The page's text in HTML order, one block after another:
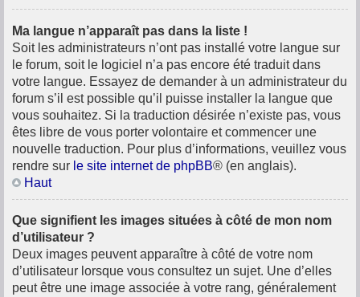
Ma langue n’apparaît pas dans la liste !
Soit les administrateurs n’ont pas installé votre langue sur
le forum, soit le logiciel n’a pas encore été traduit dans
votre langue. Essayez de demander à un administrateur du
forum s’il est possible qu’il puisse installer la langue que
vous souhaitez. Si la traduction désirée n’existe pas, vous
êtes libre de vous porter volontaire et commencer une
nouvelle traduction. Pour plus d’informations, veuillez vous
rendre sur le site internet de phpBB® (en anglais).
Haut
Que signifient les images situées à côté de mon nom
d’utilisateur ?
Deux images peuvent apparaître à côté de votre nom
d’utilisateur lorsque vous consultez un sujet. Une d’elles
peut être une image associée à votre rang, généralement